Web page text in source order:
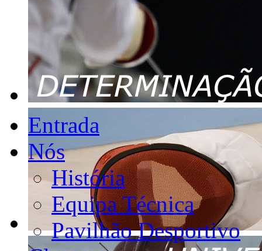
Entrada
Nós
História
Equipa Técnica
Pavilhão Desportivo